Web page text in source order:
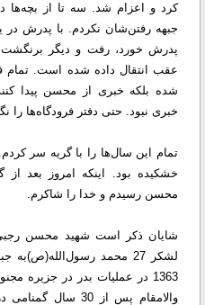
کرد و اعزام شد. سه تا از بچه‌ها
جبهه رفتن‌شان نکردم. با پدرش در
پدرش خورد، رفت و دیگر
عقب انتقال داده شده است. تمام
شده بلکه خبری از محسن پیدا
خبری نبود. حتی دفتر فرودگاه‌ها را
تمام این سال‌ها را با گریه سر
خشکیده بود. اینکه امروز بعد
محسن رسیدم و خدا را شاکرم.
لشکر 27 محمد
1363 در عملیات بدر در جزیره
والامقام پس از 30